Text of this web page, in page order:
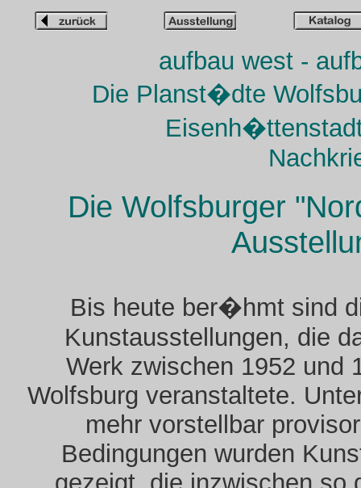
aufbau west -
Die Planst�dte
Die Wolfsburger
Bis heute ber�hmt sind
Kunstausstellungen, die
Werk zwischen 1952 und
Wolfsburg veranstaltete.
mehr vorstellbar
Bedingungen wurden